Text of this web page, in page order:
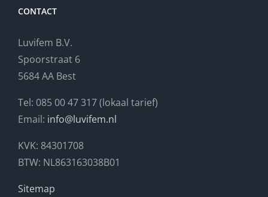
CONTACT
Luvifem B.V.
Spoorstraat 6
5684 AA Best
Tel: 085 00 47 317 (lokaal tarief)
Email: info@luvifem.nl
KVK: 84301708
BTW: NL863163038B01
Sitemap